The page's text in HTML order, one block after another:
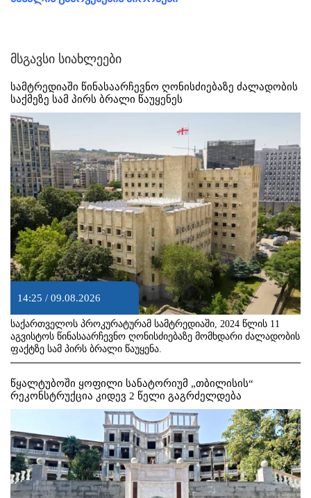
მსგავსი სიახლეები
სამტრედიაში წინასაარჩევნო ღონისძიებაზე ძალადობის
საქმეზე სამ პირს ბრალი წაუყენეს
14:25 / 09.08.2026
საქართველოს პროკურატურამ სამტრედიაში, 2024 წლის 11
აგვისტოს წინასაარჩევნო ღონისძიებაზე მომხდარი ძალადობის
ფაქტზე სამ პირს ბრალი წაუყენა.
წყალტუბოში ყოფილი სანატორიუმ „თბილისის“
რეკონსტრუქცია კიდევ 2 წელი გაგრძელდება